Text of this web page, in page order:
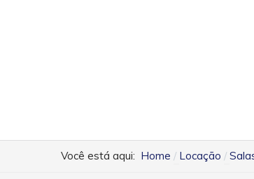
Você está aqui: Home Locação